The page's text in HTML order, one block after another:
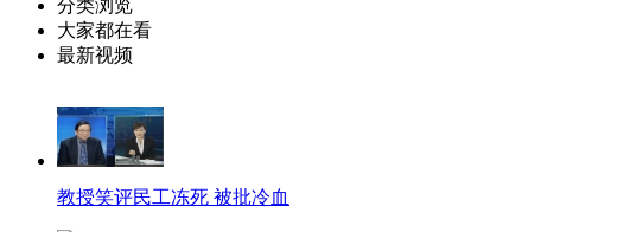
分类浏览
大家都在看
最新视频
教授笑评民工冻死 被批冷血